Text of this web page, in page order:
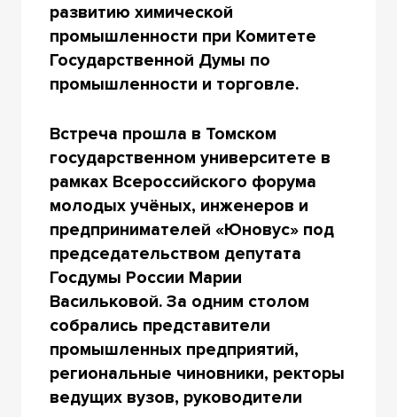
развитию химической
промышленности при Комитете
Государственной Думы по
промышленности и торговле.
Встреча прошла в Томском
государственном университете в
рамках Всероссийского форума
молодых учёных, инженеров и
предпринимателей «Юновус» под
председательством депутата
Госдумы России Марии
Васильковой. За одним столом
собрались представители
промышленных предприятий,
региональные чиновники, ректоры
ведущих вузов, руководители